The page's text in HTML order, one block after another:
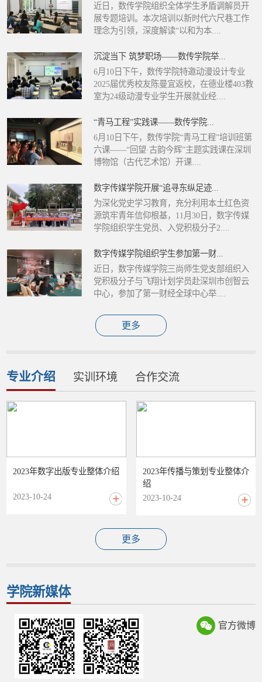
近日，数传学院组织全体学生矛盾调解员开
展专题培训。本次培训以新时代六尺巷工作
理念为引领，深度解读“以和为本....
沉淀当下 筑梦职场——数传学院举...
6月10日下午，数传学院特邀动漫设计专业
2025届优秀校友陈曼宜返校，在德业楼403教
室为24级动漫专业学生开展就业经....
“青马工程”实践课——数传学院...
6月10日下午，数传学院“青马工程”培训班第
六课——“回望·古韵今辉”主题实践课在深圳
博物馆（古代艺术馆）开课....
数字传媒学院开展“追寻东纵足迹...
为深化党史学习教育，充分利用本土红色资
源筑牢青年信仰根基，11月30日，数字传媒
学院组织学生党员、入党积极分子2....
数字传媒学院组织学生参加第一财...
近日，数字传媒学院三尚师生党支部组织入
党积极分子与飞翔计划学员赴深圳市创智云
中心，参加了第一财经全球中心举....
更多
专业介绍 实训环境 合作交流
2023年数字出版专业整体介绍
2023-10-24
2023年传播与策划专业整体介
绍
2023-10-24
更多
学院新媒体
官方微博